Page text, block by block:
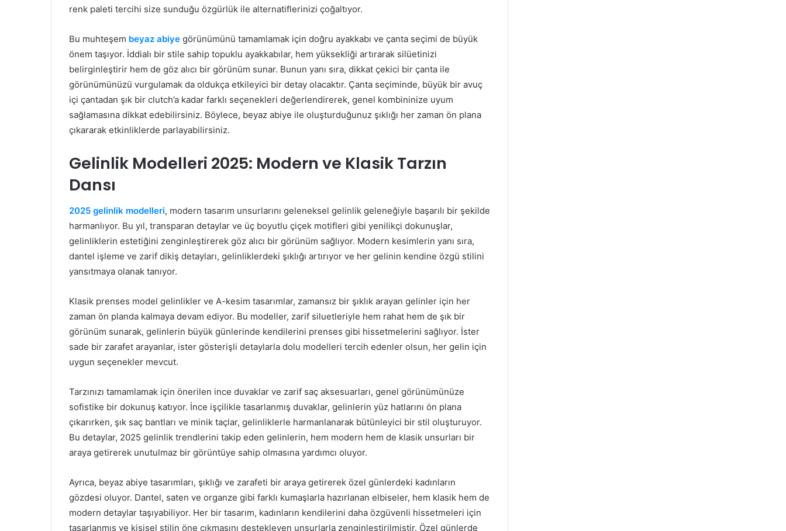
renk paleti tercihi size sunduğu özgürlük ile alternatiflerinizi çoğaltıyor.
Bu muhteşem beyaz abiye görünümünü tamamlamak için doğru ayakkabı ve çanta seçimi de büyük
önem taşıyor. İddialı bir stile sahip topuklu ayakkabılar, hem yüksekliği artırarak silüetinizi
belirginleştirir hem de göz alıcı bir görünüm sunar. Bunun yanı sıra, dikkat çekici bir çanta ile
görünümünüzü vurgulamak da oldukça etkileyici bir detay olacaktır. Çanta seçiminde, büyük bir avuç
içi çantadan şık bir clutch’a kadar farklı seçenekleri değerlendirerek, genel kombininize uyum
sağlamasına dikkat edebilirsiniz. Böylece, beyaz abiye ile oluşturduğunuz şıklığı her zaman ön plana
çıkararak etkinliklerde parlayabilirsiniz.
Gelinlik Modelleri 2025: Modern ve Klasik Tarzın
Dansı
2025 gelinlik modelleri, modern tasarım unsurlarını geleneksel gelinlik geleneğiyle başarılı bir şekilde
harmanlıyor. Bu yıl, transparan detaylar ve üç boyutlu çiçek motifleri gibi yenilikçi dokunuşlar,
gelinliklerin estetiğini zenginleştirerek göz alıcı bir görünüm sağlıyor. Modern kesimlerin yanı sıra,
dantel işleme ve zarif dikiş detayları, gelinliklerdeki şıklığı artırıyor ve her gelinin kendine özgü stilini
yansıtmaya olanak tanıyor.
Klasik prenses model gelinlikler ve A-kesim tasarımlar, zamansız bir şıklık arayan gelinler için her
zaman ön planda kalmaya devam ediyor. Bu modeller, zarif siluetleriyle hem rahat hem de şık bir
görünüm sunarak, gelinlerin büyük günlerinde kendilerini prenses gibi hissetmelerini sağlıyor. İster
sade bir zarafet arayanlar, ister gösterişli detaylarla dolu modelleri tercih edenler olsun, her gelin için
uygun seçenekler mevcut.
Tarzınızı tamamlamak için önerilen ince duvaklar ve zarif saç aksesuarları, genel görünümünüze
sofistike bir dokunuş katıyor. İnce işçilikle tasarlanmış duvaklar, gelinlerin yüz hatlarını ön plana
çıkarırken, şık saç bantları ve minik taçlar, gelinliklerle harmanlanarak bütünleyici bir stil oluşturuyor.
Bu detaylar, 2025 gelinlik trendlerini takip eden gelinlerin, hem modern hem de klasik unsurları bir
araya getirerek unutulmaz bir görüntüye sahip olmasına yardımcı oluyor.
Ayrıca, beyaz abiye tasarımları, şıklığı ve zarafeti bir araya getirerek özel günlerdeki kadınların
gözdesi oluyor. Dantel, saten ve organze gibi farklı kumaşlarla hazırlanan elbiseler, hem klasik hem de
modern detaylar taşıyabiliyor. Her bir tasarım, kadınların kendilerini daha özgüvenli hissetmeleri için
tasarlanmış ve kişisel stilin öne çıkmasını destekleyen unsurlarla zenginleştirilmiştir. Özel günlerde